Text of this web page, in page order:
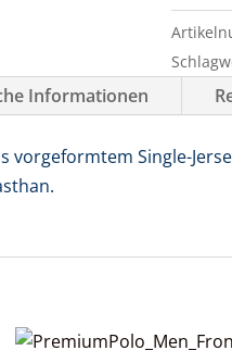
l
t
r
n
v
Informationen
vorgeformtem Single-